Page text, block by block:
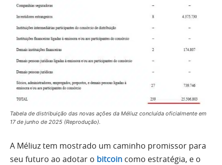
Tabela de distribuição das novas ações da Méliuz concluída oficialmente em
17 de junho de 2025 (Reprodução).
A Méliuz tem mostrado um caminho promissor para
seu futuro ao adotar o bitcoin como estratégia, e o